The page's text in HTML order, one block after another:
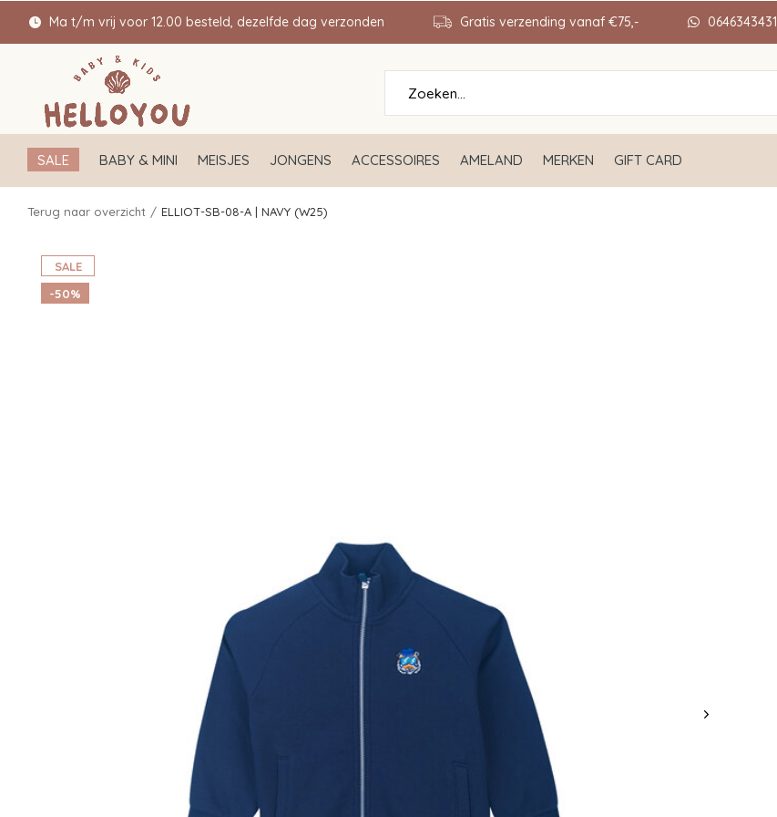
SALE BABY & MINI MEISJES JONGENS ACCESSOIRES AMELAND MERKEN GIFT CARD
Ma t/m vrij voor 12.00 besteld, dezelfde dag verzonden Gratis verzending vanaf €75,- 0646343431
Terug naar overzicht ELLIOT-SB-08-A | NAVY (W25)
SALE
-50%